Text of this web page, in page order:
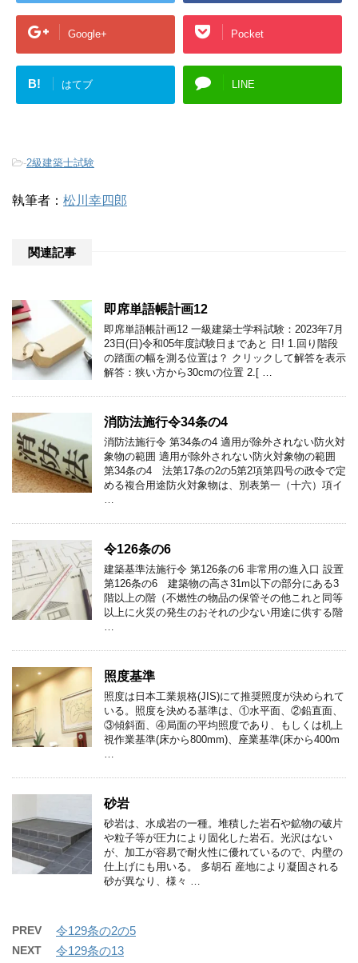
Google+ Pocket
B! はてブ LINE
-2級建築士試験
執筆者： 松川幸四郎
関連記事
即席単語帳計画12
即席単語帳計画12 一級建築士学科試験：2023年7月
23日(日)令和05年度試験日まであと 日! 1.回り階段
の踏面の幅を測る位置は？ クリックして解答を表示
解答：狭い方から30cmの位置 2.[ …
消防法施行令34条の4
消防法施行令 第34条の4 適用が除外されない防火対
象物の範囲 適用が除外されない防火対象物の範囲
第34条の4 法第17条の2の5第2項第四号の政令で定
める複合用途防火対象物は、別表第一（十六）項イ
令126条の6
建築基準法施行令 第126条の6 非常用の進入口 設置
第126条の6 建築物の高さ31m以下の部分にある3
階以上の階（不燃性の物品の保管その他これと同等
以上に火災の発生のおそれの少ない用途に供する階
照度基準
照度は日本工業規格(JIS)にて推奨照度が決められて
いる。照度を決める基準は、①水平面、②鉛直面、
③傾斜面、④局面の平均照度であり、もしくは机上
視作業基準(床から800mm)、座業基準(床から400m
砂岩
砂岩は、水成岩の一種。堆積した岩石や鉱物の破片
や粒子等が圧力により固化した岩石。光沢はない
が、加工が容易で耐火性に優れているので、内壁の
仕上げにも用いる。 多胡石 産地により凝固される
砂が異なり、様々 …
PREV 令129条の2の5
NEXT 令129条の13